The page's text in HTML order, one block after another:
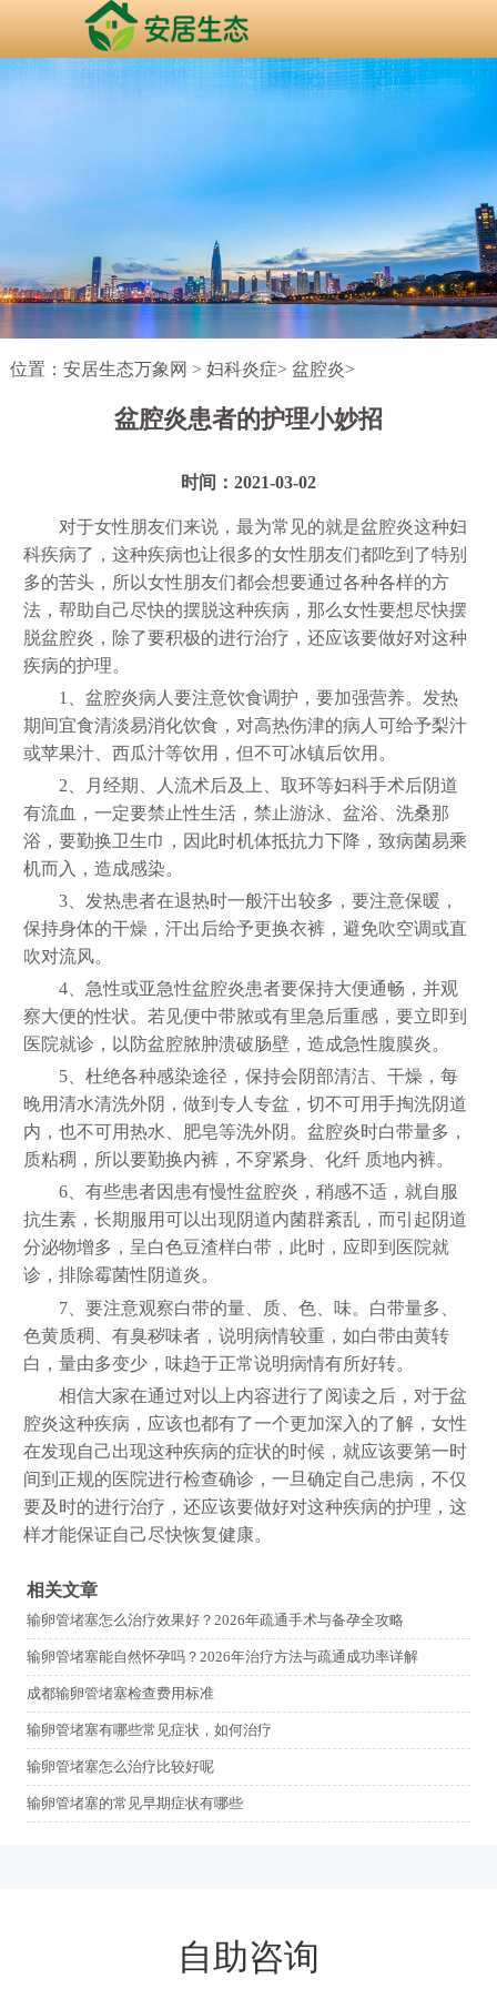
位置： 安居生态万象网 > 妇科炎症> 盆腔炎>
盆腔炎患者的护理小妙招
时间：2021-03-02
对于女性朋友们来说，最为常见的就是盆腔炎这种妇
科疾病了，这种疾病也让很多的女性朋友们都吃到了特别
多的苦头，所以女性朋友们都会想要通过各种各样的方
法，帮助自己尽快的摆脱这种疾病，那么女性要想尽快摆
脱盆腔炎，除了要积极的进行治疗，还应该要做好对这种
疾病的护理。
1、盆腔炎病人要注意饮食调护，要加强营养。发热
期间宜食清淡易消化饮食，对高热伤津的病人可给予梨汁
或苹果汁、西瓜汁等饮用，但不可冰镇后饮用。
2、月经期、人流术后及上、取环等妇科手术后阴道
有流血，一定要禁止性生活，禁止游泳、盆浴、洗桑那
浴，要勤换卫生巾，因此时机体抵抗力下降，致病菌易乘
机而入，造成感染。
3、发热患者在退热时一般汗出较多，要注意保暖，
保持身体的干燥，汗出后给予更换衣裤，避免吹空调或直
吹对流风。
4、急性或亚急性盆腔炎患者要保持大便通畅，并观
察大便的性状。若见便中带脓或有里急后重感，要立即到
医院就诊，以防盆腔脓肿溃破肠壁，造成急性腹膜炎。
5、杜绝各种感染途径，保持会阴部清洁、干燥，每
晚用清水清洗外阴，做到专人专盆，切不可用手掏洗阴道
内，也不可用热水、肥皂等洗外阴。盆腔炎时白带量多，
质粘稠，所以要勤换内裤，不穿紧身、化纤 质地内裤。
6、有些患者因患有慢性盆腔炎，稍感不适，就自服
抗生素，长期服用可以出现阴道内菌群紊乱，而引起阴道
分泌物增多，呈白色豆渣样白带，此时，应即到医院就
诊，排除霉菌性阴道炎。
7、要注意观察白带的量、质、色、味。白带量多、
色黄质稠、有臭秽味者，说明病情较重，如白带由黄转
白，量由多变少，味趋于正常说明病情有所好转。
相信大家在通过对以上内容进行了阅读之后，对于盆
腔炎这种疾病，应该也都有了一个更加深入的了解，女性
在发现自己出现这种疾病的症状的时候，就应该要第一时
间到正规的医院进行检查确诊，一旦确定自己患病，不仅
要及时的进行治疗，还应该要做好对这种疾病的护理，这
样才能保证自己尽快恢复健康。
相关文章
输卵管堵塞怎么治疗效果好？2026年疏通手术与备孕全攻略
输卵管堵塞能自然怀孕吗？2026年治疗方法与疏通成功率详解
成都输卵管堵塞检查费用标准
输卵管堵塞有哪些常见症状，如何治疗
输卵管堵塞怎么治疗比较好呢
输卵管堵塞的常见早期症状有哪些
自助咨询